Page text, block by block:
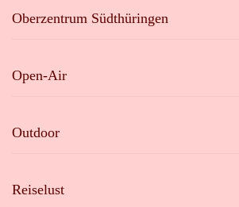
Oberzentrum Südthüringen
Open-Air
Outdoor
Reiselust